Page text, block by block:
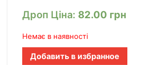
Дроп Ціна: 82.00 грн
Немає в наявності
Добавить в избранное